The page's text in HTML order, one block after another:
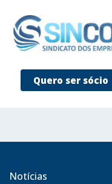
Quero ser sócio
Notícias